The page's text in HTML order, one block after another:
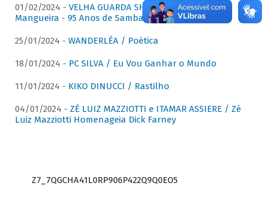
01/02/2024 - VELHA GUARDA SHOW DA MANGUEIRA /
Mangueira - 95 Anos de Samba
25/01/2024 - WANDERLÉA / Poética
18/01/2024 - PC SILVA / Eu Vou Ganhar o Mundo
11/01/2024 - KIKO DINUCCI / Rastilho
04/01/2024 - ZÉ LUIZ MAZZIOTTI e ITAMAR ASSIERE / Zé
Luiz Mazziotti Homenageia Dick Farney
Z7_7QGCHA41L0RP906P422Q9Q0EO5